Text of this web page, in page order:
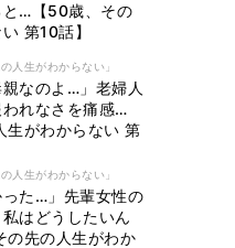
と…【50歳、その
第10話】
人生がわからない」
親なのよ…」老婦人
れなさを痛感…
生がわからない 第
人生がわからない」
った…」先輩女性の
はどうしたいん
の先の人生がわか